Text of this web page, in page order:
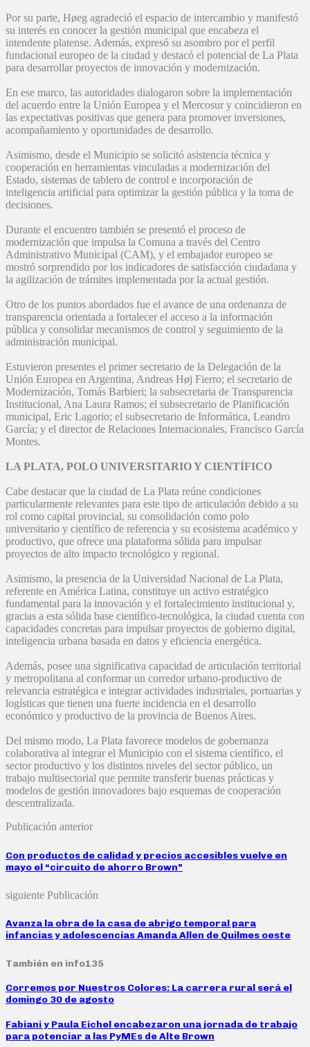
Por su parte, Høeg agradeció el espacio de intercambio y manifestó
su interés en conocer la gestión municipal que encabeza el
intendente platense. Además, expresó su asombro por el perfil
fundacional europeo de la ciudad y destacó el potencial de La Plata
para desarrollar proyectos de innovación y modernización.
En ese marco, las autoridades dialogaron sobre la implementación
del acuerdo entre la Unión Europea y el Mercosur y coincidieron en
las expectativas positivas que genera para promover inversiones,
acompañamiento y oportunidades de desarrollo.
Asimismo, desde el Municipio se solicitó asistencia técnica y
cooperación en herramientas vinculadas a modernización del
Estado, sistemas de tablero de control e incorporación de
inteligencia artificial para optimizar la gestión pública y la toma de
decisiones.
Durante el encuentro también se presentó el proceso de
modernización que impulsa la Comuna a través del Centro
Administrativo Municipal (CAM), y el embajador europeo se
mostró sorprendido por los indicadores de satisfacción ciudadana y
la agilización de trámites implementada por la actual gestión.
Otro de los puntos abordados fue el avance de una ordenanza de
transparencia orientada a fortalecer el acceso a la información
pública y consolidar mecanismos de control y seguimiento de la
administración municipal.
Estuvieron presentes el primer secretario de la Delegación de la
Unión Europea en Argentina, Andreas Høj Fierro; el secretario de
Modernización, Tomás Barbieri; la subsecretaria de Transparencia
Institucional, Ana Laura Ramos; el subsecretario de Planificación
municipal, Eric Lagorio; el subsecretario de Informática, Leandro
García; y el director de Relaciones Internacionales, Francisco García
Montes.
LA PLATA, POLO UNIVERSITARIO Y CIENTÍFICO
Cabe destacar que la ciudad de La Plata reúne condiciones
particularmente relevantes para este tipo de articulación debido a su
rol como capital provincial, su consolidación como polo
universitario y científico de referencia y su ecosistema académico y
productivo, que ofrece una plataforma sólida para impulsar
proyectos de alto impacto tecnológico y regional.
Asimismo, la presencia de la Universidad Nacional de La Plata,
referente en América Latina, constituye un activo estratégico
fundamental para la innovación y el fortalecimiento institucional y,
gracias a esta sólida base científico-tecnológica, la ciudad cuenta con
capacidades concretas para impulsar proyectos de gobierno digital,
inteligencia urbana basada en datos y eficiencia energética.
Además, posee una significativa capacidad de articulación territorial
y metropolitana al conformar un corredor urbano-productivo de
relevancia estratégica e integrar actividades industriales, portuarias y
logísticas que tienen una fuerte incidencia en el desarrollo
económico y productivo de la provincia de Buenos Aires.
Del mismo modo, La Plata favorece modelos de gobernanza
colaborativa al integrar el Municipio con el sistema científico, el
sector productivo y los distintos niveles del sector público, un
trabajo multisectorial que permite transferir buenas prácticas y
modelos de gestión innovadores bajo esquemas de cooperación
descentralizada.
Publicación anterior
Con productos de calidad y precios accesibles vuelve en
mayo el “circuito de ahorro Brown”
siguiente Publicación
Avanza la obra de la casa de abrigo temporal para
infancias y adolescencias Amanda Allen de Quilmes oeste
También en info135
Corremos por Nuestros Colores: La carrera rural será el
domingo 30 de agosto
Fabiani y Paula Eichel encabezaron una jornada de trabajo
para potenciar a las PyMEs de Alte Brown